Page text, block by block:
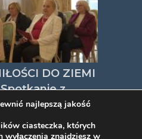
DO ZIEMI
z
Wisławy
najlepszą jakość
ciasteczka, których
znajdziesz w